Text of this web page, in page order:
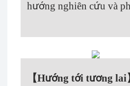
hướng nghiên cứu và
【Hướng tới tương